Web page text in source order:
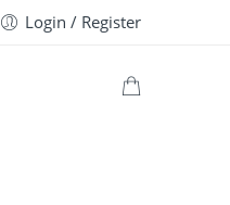
Login / Register